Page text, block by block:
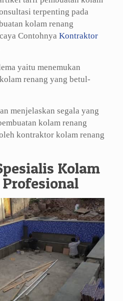
terpenting pada
kolam renang
Contohnya Kontraktor
yaitu menemukan
renang yang betul-
menjelaskan segala yang
kolam renang
kontraktor kolam renang
Kolam
Profesional